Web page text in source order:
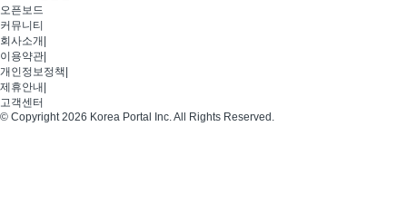
오픈보드
커뮤니티
회사소개
이용약관
개인정보정책
제휴안내
고객센터
© Copyright 2026 Korea Portal Inc. All Rights Reserved.